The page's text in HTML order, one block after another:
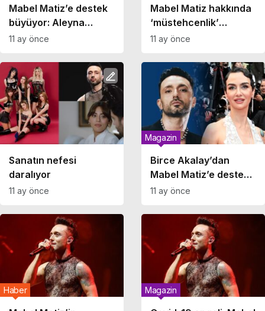
Mabel Matiz’e destek
büyüyor: Aleyna
Tilki’den özgürlük
11 ay önce
Mabel Matiz hakkında
‘müstehcenlik’
soruşturması: Ünlü
ortaya çıktı!
11 ay önce
Sanatın nefesi
daralıyor
11 ay önce
Birce Akalay’dan
Mabel Matiz’e destek:
‘Biz de gençken çok
ahlakımız bozulmadı’
Magazin
11 ay önce
Haber Magazin